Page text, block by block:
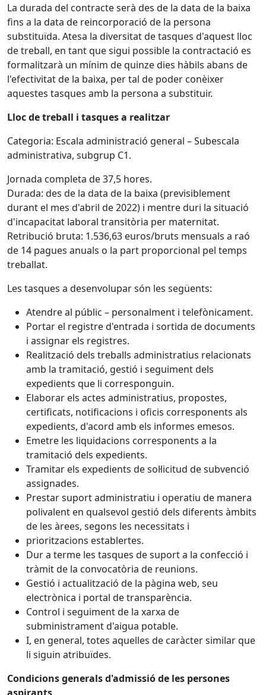
La durada del contracte serà des de la data de la baixa
fins a la data de reincorporació de la persona
substituïda. Atesa la diversitat de tasques d'aquest lloc
de treball, en tant que sigui possible la contractació es
formalitzarà un mínim de quinze dies hàbils abans de
l'efectivitat de la baixa, per tal de poder conèixer
aquestes tasques amb la persona a substituir.
Lloc de treball i tasques a realitzar
Categoria: Escala administració general – Subescala
administrativa, subgrup C1.
Jornada completa de 37,5 hores.
Durada: des de la data de la baixa (previsiblement
durant el mes d'abril de 2022) i mentre duri la situació
d'incapacitat laboral transitòria per maternitat.
Retribució bruta: 1.536,63 euros/bruts mensuals a raó
de 14 pagues anuals o la part proporcional pel temps
treballat.
Les tasques a desenvolupar són les següents:
Atendre al públic – personalment i telefònicament.
Portar el registre d'entrada i sortida de documents
i assignar els registres.
Realització dels treballs administratius relacionats
amb la tramitació, gestió i seguiment dels
expedients que li corresponguin.
Elaborar els actes administratius, propostes,
certificats, notificacions i oficis corresponents als
expedients, d'acord amb els informes emesos.
Emetre les liquidacions corresponents a la
tramitació dels expedients.
Tramitar els expedients de sol·licitud de subvenció
assignades.
Prestar suport administratiu i operatiu de manera
polivalent en qualsevol gestió dels diferents àmbits
de les àrees, segons les necessitats i
prioritzacions establertes.
Dur a terme les tasques de suport a la confecció i
tràmit de la convocatòria de reunions.
Gestió i actualització de la pàgina web, seu
electrònica i portal de transparència.
Control i seguiment de la xarxa de
subministrament d'aigua potable.
I, en general, totes aquelles de caràcter similar que
li siguin atribuïdes.
Condicions generals d'admissió de les persones